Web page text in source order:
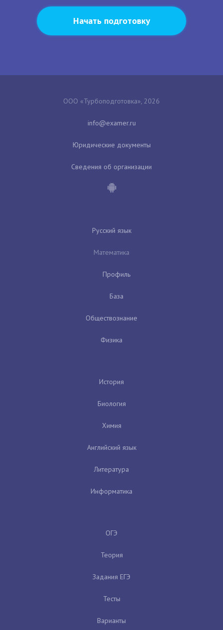
Начать подготовку
ООО «Турбоподготовка», 2026
Юридические документы
Сведения об организации
Русский язык
Математика
Профиль
База
Обществознание
Физика
История
Биология
Химия
Английский язык
Литература
Информатика
ОГЭ
Теория
Задания ЕГЭ
Тесты
Варианты